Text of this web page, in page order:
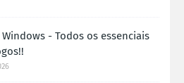
- Todos os essenciais